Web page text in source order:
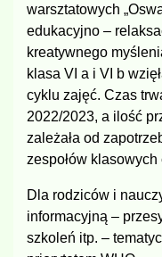
warsztatowych
edukacyjno –
kreatywnego
klasa VI a i VI b
cyklu zajęć. Czas
2022/2023, a ilość
zależała od
zespołów
Dla rodziców i
informacyjną –
szkoleń itp. –